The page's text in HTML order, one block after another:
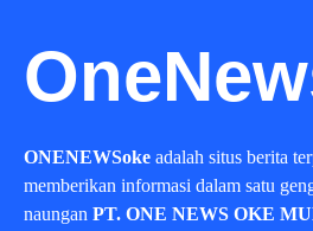
ONENEWSoke adalah situs berita
memberikan informasi dalam satu
naungan PT. ONE NEWS OKE